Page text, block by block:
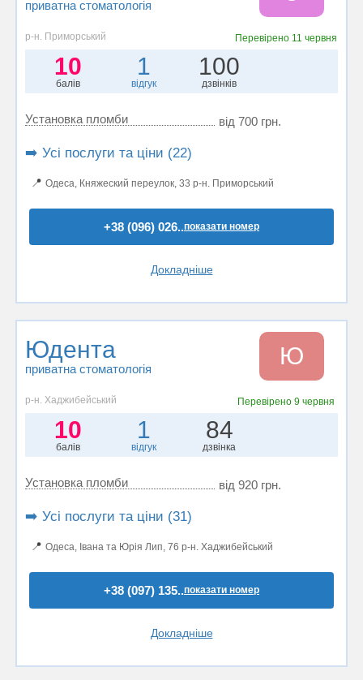
приватна стоматологія
р-н. Приморський Перевірено 11 червня
10
балів
1
відгук
100
дзвінків
Установка пломби від 700 грн.
➡️ Усі послуги та ціни (22)
📍 Одеса, Княжеский переулок, 33 р-н. Приморський
+38 (096) 026..показати номер
Докладніше
Юдента
приватна стоматологія Ю
р-н. Хаджибейський Перевірено 9 червня
10
балів
1
відгук
84
дзвінка
Установка пломби від 920 грн.
➡️ Усі послуги та ціни (31)
📍 Одеса, Івана та Юрія Лип, 76 р-н. Хаджибейський
+38 (097) 135..показати номер
Докладніше